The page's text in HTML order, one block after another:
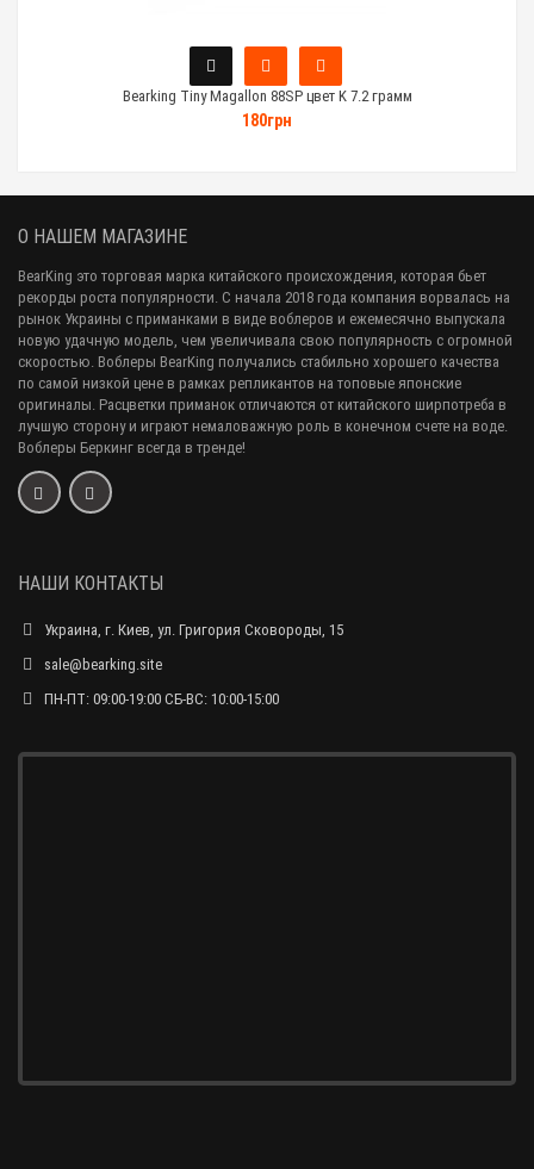
Bearking Tiny Magallon 88SP цвет K 7.2 грамм
180грн
О НАШЕМ МАГАЗИНЕ
BearKing это торговая марка китайского происхождения, которая бьет
рекорды роста популярности. С начала 2018 года компания ворвалась на
рынок Украины с приманками в виде воблеров и ежемесячно выпускала
новую удачную модель, чем увеличивала свою популярность с огромной
скоростью. Воблеры BearKing получались стабильно хорошего качества
по самой низкой цене в рамках репликантов на топовые японские
оригиналы. Расцветки приманок отличаются от китайского ширпотреба в
лучшую сторону и играют немаловажную роль в конечном счете на воде.
Воблеры Беркинг всегда в тренде!
НАШИ КОНТАКТЫ
Украина, г. Киев, ул. Григория Сковороды, 15
sale@bearking.site
ПН-ПТ: 09:00-19:00 СБ-ВС: 10:00-15:00